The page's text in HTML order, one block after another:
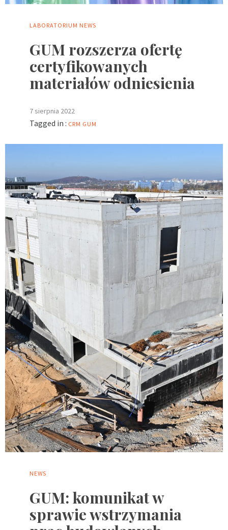
LABORATORIUM NEWS
GUM rozszerza ofertę
certyfikowanych
materiałów odniesienia
7 sierpnia 2022
Tagged in : CRM GUM
NEWS
GUM: komunikat w
sprawie wstrzymania